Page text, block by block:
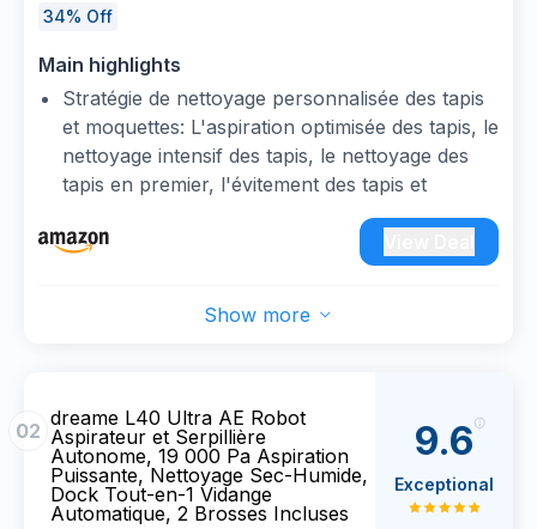
RoboSwing, Base Entièrement Automatique,
Système de lavage des sols DuoScrub
34% Off
Main highlights
Stratégie de nettoyage personnalisée des tapis
et moquettes: L'aspiration optimisée des tapis, le
nettoyage intensif des tapis, le nettoyage des
tapis en premier, l'évitement des tapis et
d'autres réglages plus personnalisables
facilitent le nettoyage
Nettoyage personnalisé CleanGenius: Assurez-
besoins en sélectionnant le niveau d'eau adapté
les zones étroites et difficiles d'accès de votre
maison pour un nettoyage complet
Entretien des zones pour animaux de
compagnie: Identifie intelligemment et nettoie
Show more
02
dreame L40 Ultra AE Robot
Aspirateur et Serpillière
Autonome, 19 000 Pa Aspiration
Puissante, Nettoyage Sec-Humide,
Dock Tout-en-1 Vidange
Automatique, 2 Brosses Incluses
9.6
Exceptional